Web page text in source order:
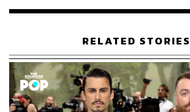
RELATED STORIES